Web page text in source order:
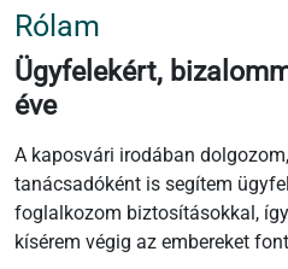
Rólam
Ügyfelekért,
éve
A kaposvári irodában
tanácsadóként is segítem
foglalkozom biztosításokkal,
kísérem végig az embereket